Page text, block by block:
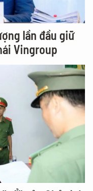
lần đầu giữ
Vingroup